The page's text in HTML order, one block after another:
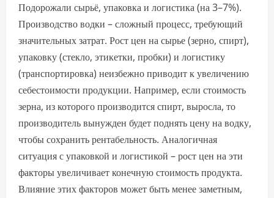
Подорожали сырьё, упаковка и логистика (на 3–7%).
Производство водки – сложный процесс, требующий
значительных затрат. Рост цен на сырье (зерно, спирт),
упаковку (стекло, этикетки, пробки) и логистику
(транспортировка) неизбежно приводит к увеличению
себестоимости продукции. Например, если стоимость
зерна, из которого производится спирт, выросла, то
производитель вынужден будет поднять цену на водку,
чтобы сохранить рентабельность. Аналогичная
ситуация с упаковкой и логистикой – рост цен на эти
факторы увеличивает конечную стоимость продукта.
Влияние этих факторов может быть менее заметным,